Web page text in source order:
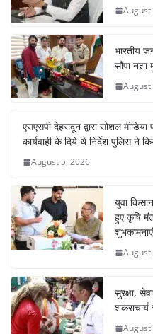
August
भारतीय
सौंपा नशा
August
एसएसपी देहरादून द्वारा सोशल
कार्यवाही के दिये थे निर्देश पुलिस ने
August 5, 2026
युवा
हुए कृषि
शुभकामनाएं
August
सुरक्षा,
August